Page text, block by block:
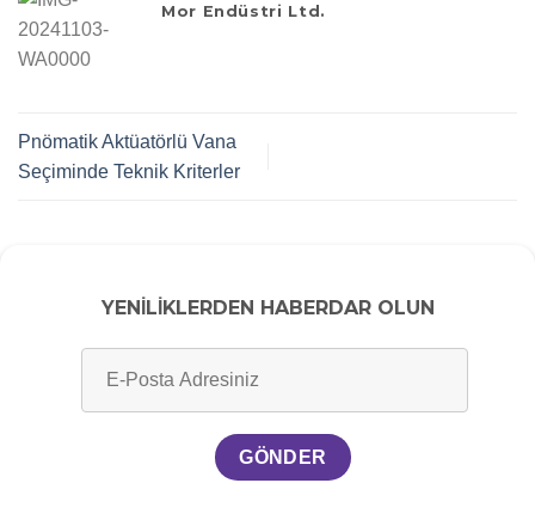
Mor Endüstri Ltd.
Pnömatik Aktüatörlü Vana
Seçiminde Teknik Kriterler
YENİLİKLERDEN HABERDAR OLUN